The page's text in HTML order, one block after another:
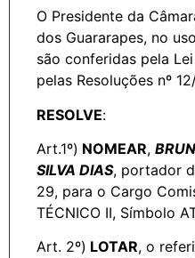
O Presidente da
dos Guararapes, no
são conferidas pela
pelas Resoluções nº
RESOLVE:
Art.1º) NOMEAR,
SILVA DIAS, portador
29, para o Cargo
TÉCNICO II, Símbolo
Art. 2º) LOTAR, o